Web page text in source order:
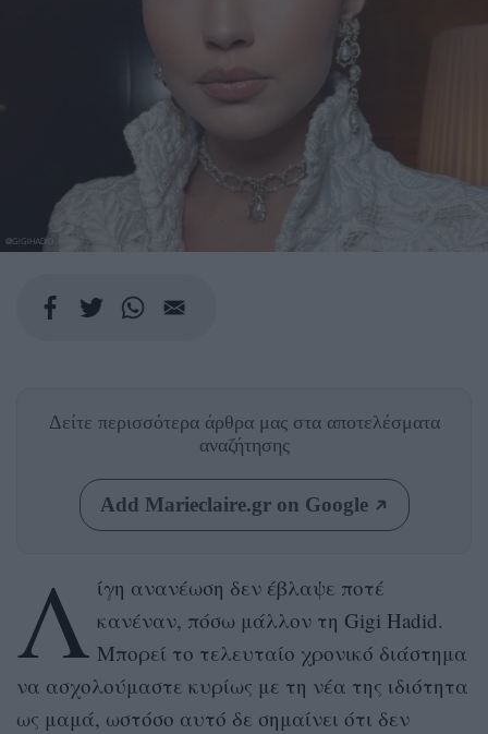
@GIGIHADID
Δείτε περισσότερα άρθρα μας στα αποτελέσματα
αναζήτησης
Add Marieclaire.gr on Google
Λ ίγη ανανέωση δεν έβλαψε ποτέ
κανέναν, πόσω μάλλον τη Gigi Hadid.
Μπορεί το τελευταίο χρονικό διάστημα
να ασχολούμαστε κυρίως με τη νέα της ιδιότητα
ως μαμά, ωστόσο αυτό δε σημαίνει ότι δεν